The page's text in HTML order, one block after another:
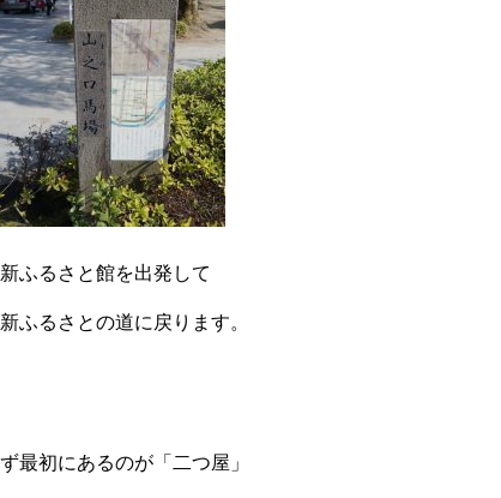
ふるさと館を出発して
ふるさとの道に戻ります。
最初にあるのが「二つ屋」